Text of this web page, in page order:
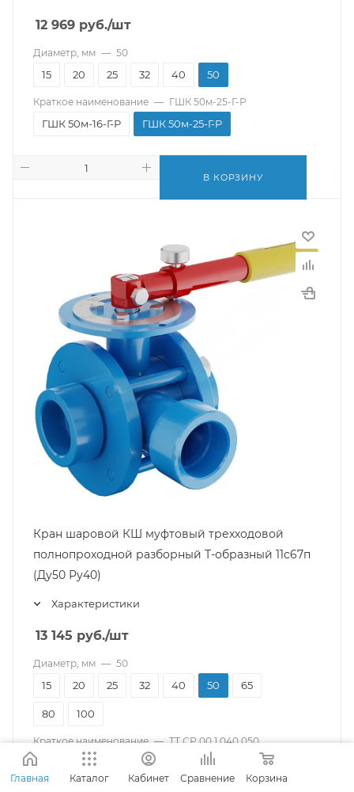
12 969 руб./шт
Диаметр, мм — 50
15 20 25 32 40 50
Краткое наименование — ГШК 50м-25-Г-Р
ГШК 50м-16-Г-Р ГШК 50м-25-Г-Р
В КОРЗИНУ
Кран шаровой КШ муфтовый трехходовой
полнопроходной разборный Т-образный 11с67п
(Ду50 Ру40)
Характеристики
13 145 руб./шт
Диаметр, мм — 50
15 20 25 32 40 50 65
80 100
Краткое наименование — ТТ СР.00.1.040.050
Ду50 Ру40
ТТ СР.00.1.016.050 Ду50 Ру16
Главная Каталог Кабинет Сравнение Корзина